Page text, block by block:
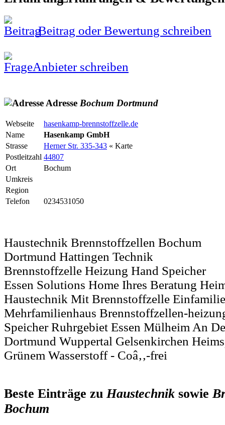
Beitrag oder Bewertung schreiben
Anbieter schreiben
Adresse Bochum Dortmund
Webseite
hasenkamp-brennstoffzelle.de
Name
Hasenkamp GmbH
Strasse
Herner Str. 335-343 « Karte
Postleitzahl 44807
Ort
Bochum
Umkreis
Region
Telefon
0234531050
Haustechnik Brennstoffzellen Bochum
Dortmund Hattingen Technik
Brennstoffzelle Heizung Hand Speicher
Essen Solutions Home Ihres Beratung
Haustechnik Mit Brennstoffzelle
Mehrfamilienhaus Brennstoffzellen-
Speicher Ruhrgebiet Essen Mülheim An
Dortmund Wuppertal Gelsenkirchen
Grünem Wasserstoff - Coâ‚‚-frei
Beste Einträge zuHaustechnik sowie
Bochum